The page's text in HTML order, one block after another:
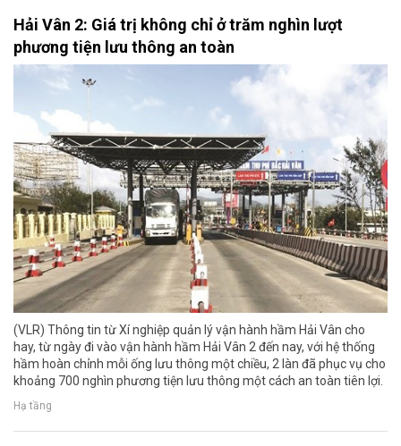
Hải Vân 2: Giá trị không chỉ ở trăm nghìn lượt
phương tiện lưu thông an toàn
(VLR) Thông tin từ Xí nghiệp quản lý vận hành hầm Hải Vân cho
hay, từ ngày đi vào vận hành hầm Hải Vân 2 đến nay, với hệ thống
hầm hoàn chỉnh mỗi ống lưu thông một chiều, 2 làn đã phục vụ cho
khoảng 700 nghìn phương tiện lưu thông một cách an toàn tiên lợi.
Hạ tầng